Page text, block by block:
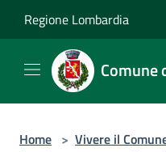
Regione Lombardia
Comune
Home > Vivere il